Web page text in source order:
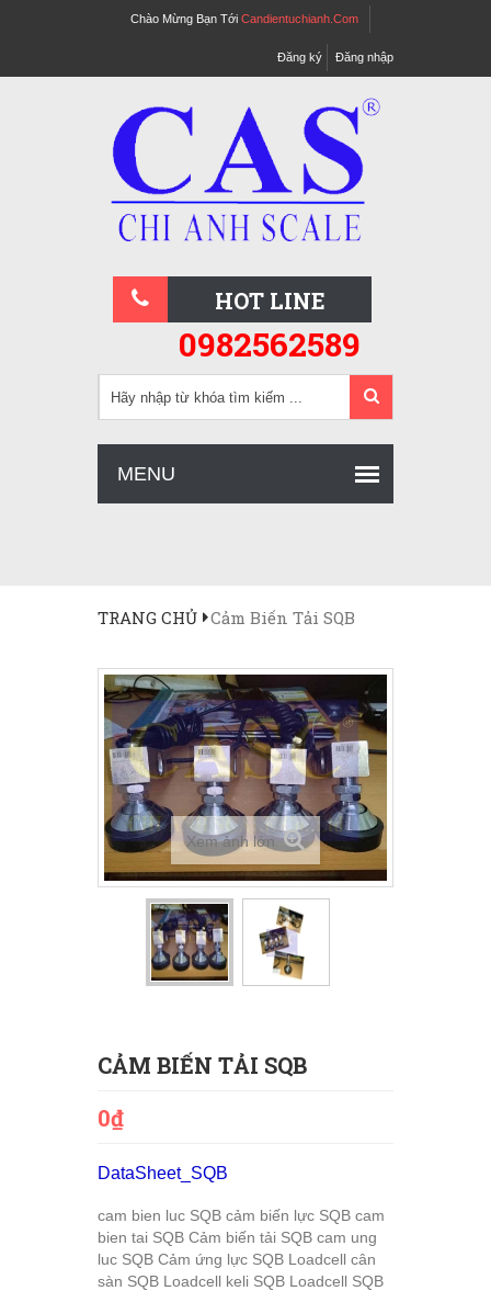
Chào Mừng Bạn Tới Candientuchianh.com
Đăng ký Đăng nhập
HOT LINE
0982562589
MENU
TRANG CHỦ Cảm Biến Tải SQB
Xem ảnh lớn
CẢM BIẾN TẢI SQB
0₫
DataSheet_SQB
cam bien luc SQB cảm biến lực SQB cam
bien tai SQB Cảm biến tải SQB cam ung
luc SQB Cảm ứng lực SQB Loadcell cân
sàn SQB Loadcell keli SQB Loadcell SQB